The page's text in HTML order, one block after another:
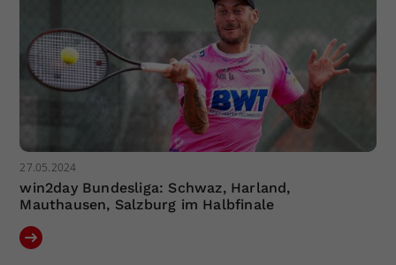
27.05.2024
win2day Bundesliga: Schwaz, Harland,
Mauthausen, Salzburg im Halbfinale